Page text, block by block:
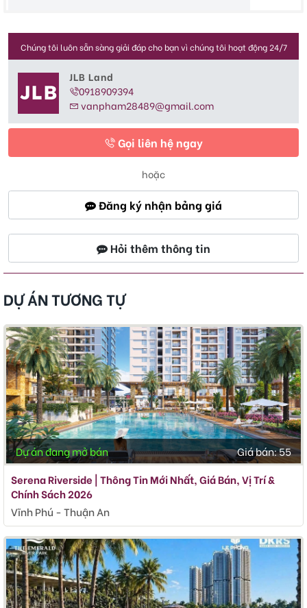
Chúng tôi luôn sẵn sàng giải đáp cho bạn vì chúng tôi hoạt động 24/7
JLB Land
0918909394
vanpham28489@gmail.com
Gọi liên hệ ngay
hoặc
Đăng ký nhận bảng giá
Hỏi thêm thông tin
DỰ ÁN TƯƠNG TỰ
Dự án đang mở bán Giá bán:55
Serena Riverside | Thông Tin Mới Nhất, Giá Bán, Vị Trí &
Chính Sách 2026
Vĩnh Phú - Thuận An